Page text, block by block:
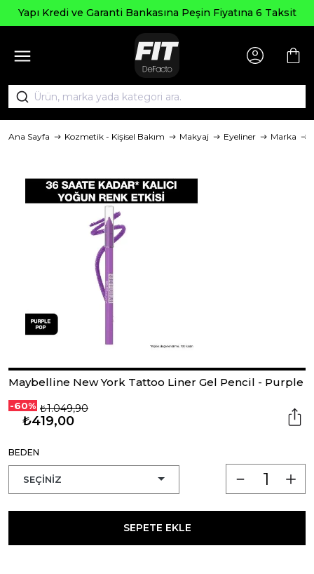
ve Garanti Bankasına Peşin Fiyatına 6 Taksit
Ana Sayfa Kozmetik - Kişisel Bakım Makyaj Eyeliner Marka
Maybelline New York Tattoo Liner Gel Pencil - Purple
-60% ₺1.049,90
₺419,00
BEDEN
SEPETE EKLE